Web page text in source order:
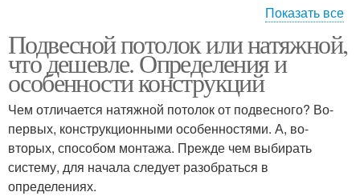
Цены на натяжной
потолок
потолков
Цены на потолок
Гипсокартонный
потолок
Показать все
Подвесной потолок или натяжной,
что дешевле. Определения и
особенности конструкций
Чем отличается натяжной потолок от подвесного? Во-
первых, конструкционными особенностями. А, во-
вторых, способом монтажа. Прежде чем выбирать
систему, для начала следует разобраться в
определениях.